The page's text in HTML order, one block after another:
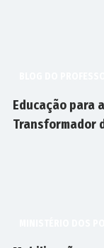
Educação para
Transformador